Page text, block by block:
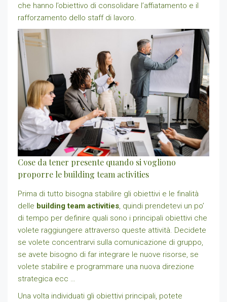
che hanno l’obiettivo di consolidare l’affiatamento e il
rafforzamento dello staff di lavoro.
Cose da tener presente quando si vogliono
proporre le building team activities
Prima di tutto bisogna stabilire gli obiettivi e le finalità
delle building team activities, quindi prendetevi un po’
di tempo per definire quali sono i principali obiettivi che
volete raggiungere attraverso queste attività. Decidete
se volete concentrarvi sulla comunicazione di gruppo,
se avete bisogno di far integrare le nuove risorse, se
volete stabilire e programmare una nuova direzione
strategica ecc …
Una volta individuati gli obiettivi principali, potete